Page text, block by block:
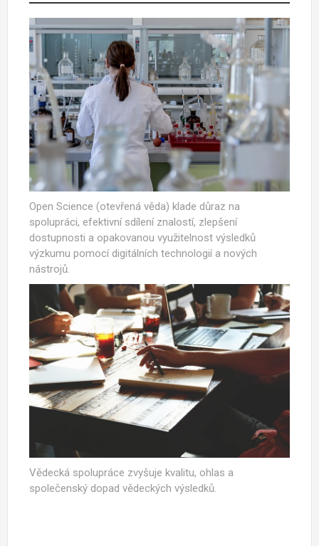
Open Science (otevřená věda) klade důraz na
spolupráci, efektivní sdílení znalostí, zlepšení
dostupnosti a opakovanou využitelnost výsledků
výzkumu pomocí digitálních technologií a nových
nástrojů.
Vědecká spolupráce zvyšuje kvalitu, ohlas a
společenský dopad vědeckých výsledků.